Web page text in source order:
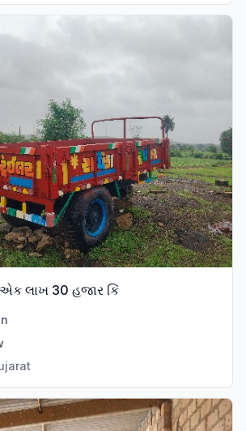
એક લાખ 30 હજાર કિં